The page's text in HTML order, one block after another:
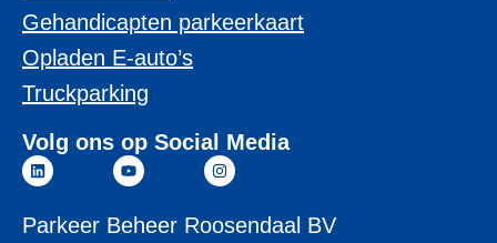
Gehandicapten parkeerkaart
Opladen E-auto’s
Truckparking
Volg ons op Social Media
Parkeer Beheer Roosendaal BV